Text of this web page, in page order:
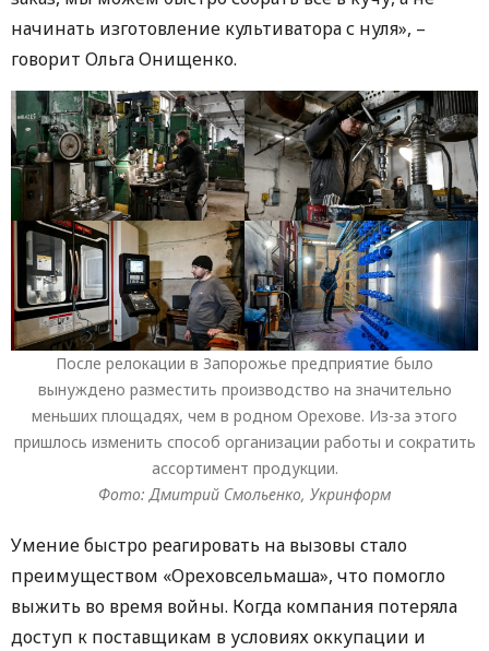
начинать изготовление культиватора с нуля», –
говорит Ольга Онищенко.
После релокации в Запорожье предприятие было
вынуждено разместить производство на значительно
меньших площадях, чем в родном Орехове. Из-за этого
пришлось изменить способ организации работы и сократить
ассортимент продукции.
Фото: Дмитрий Смольенко, Укринформ
Умение быстро реагировать на вызовы стало
преимуществом «Ореховсельмаша», что помогло
выжить во время войны. Когда компания потеряла
доступ к поставщикам в условиях оккупации и